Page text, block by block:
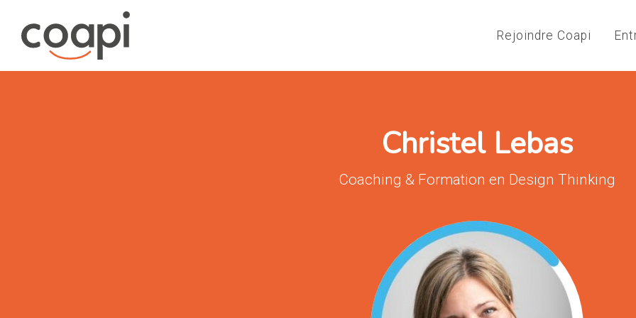
Rejoindre Coapi
Christel Lebas
Coaching & Formation en Design Thinking